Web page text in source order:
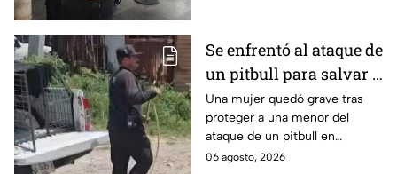
Se enfrentó al ataque de
un pitbull para salvar a
una menor; hoy lucha
por su vida en Zapopan
Una mujer quedó grave tras
proteger a una menor del
ataque de un pitbull en
Zapopan; la víctima sufrió
06 agosto, 2026